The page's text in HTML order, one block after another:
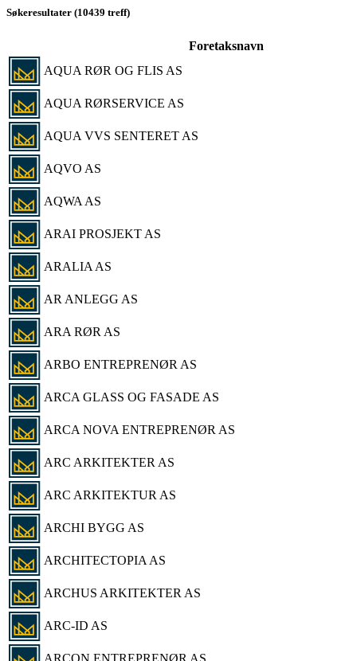
Søkeresultater (10439 treff)
Foretaksnavn
AQUA RØR OG FLIS AS
AQUA RØRSERVICE AS
AQUA VVS SENTERET AS
AQVO AS
AQWA AS
ARAI PROSJEKT AS
ARALIA AS
AR ANLEGG AS
ARA RØR AS
ARBO ENTREPRENØR AS
ARCA GLASS OG FASADE AS
ARCA NOVA ENTREPRENØR AS
ARC ARKITEKTER AS
ARC ARKITEKTUR AS
ARCHI BYGG AS
ARCHITECTOPIA AS
ARCHUS ARKITEKTER AS
ARC-ID AS